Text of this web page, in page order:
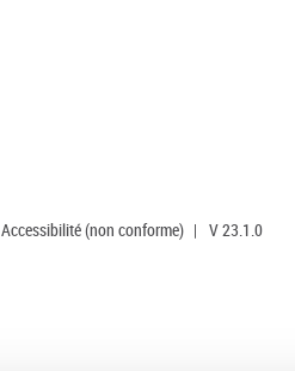
Accessibilité (non conforme) | V 23.1.0